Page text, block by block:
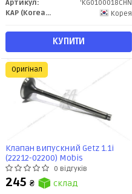
Артикул:
'KG0100018CHN
KAP (KoreaAutoParts)
Корея
КУПИТИ
Клапан випускний Getz 1.1i
(22212-02200) Mobis
0 відгуків
245 ₴ склад
Оригінал